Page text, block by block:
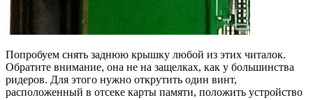
Попробуем снять заднюю крышку любой из этих читалок.
Обратите внимание, она не на защелках, как у большинства
ридеров. Для этого нужно открутить один винт,
расположенный в отсеке карты памяти, положить устройство